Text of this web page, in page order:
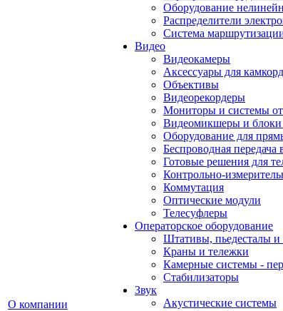
О компании
Оборудование
Распределители
Система
Видео
Видеокамеры
Аксессуары для
Объективы
Видеорекордеры
Мониторы и системы
Видеомикшеры и блоки
Оборудование для
Беспроводная передача
Готовые решения для
Контрольно-
Коммутация
Оптические модули
Телесуфлеры
Операторское оборудование
Штативы, пьедесталы и
Краны и тележки
Камерные системы -
Стабилизаторы
Звук
Акустические системы